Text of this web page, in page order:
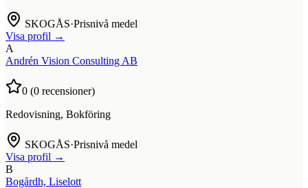
SKOGÅS·Prisnivå medel
Visa profil →
A
Andrén Vision Consulting AB
0 (0 recensioner)
Redovisning, Bokföring
SKOGÅS·Prisnivå medel
Visa profil →
B
Bogårdh, Liselott